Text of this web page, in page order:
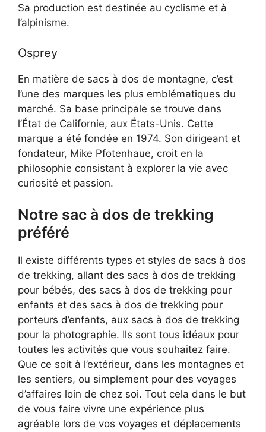
Sa production est destinée au cyclisme et à
l’alpinisme.
Osprey
En matière de sacs à dos de montagne, c’est
l’une des marques les plus emblématiques du
marché. Sa base principale se trouve dans
l’État de Californie, aux États-Unis. Cette
marque a été fondée en 1974. Son dirigeant et
fondateur, Mike Pfotenhaue, croit en la
philosophie consistant à explorer la vie avec
curiosité et passion.
Notre sac à dos de trekking
préféré
Il existe différents types et styles de sacs à dos
de trekking, allant des sacs à dos de trekking
pour bébés, des sacs à dos de trekking pour
enfants et des sacs à dos de trekking pour
porteurs d’enfants, aux sacs à dos de trekking
pour la photographie. Ils sont tous idéaux pour
toutes les activités que vous souhaitez faire.
Que ce soit à l’extérieur, dans les montagnes et
les sentiers, ou simplement pour des voyages
d’affaires loin de chez soi. Tout cela dans le but
de vous faire vivre une expérience plus
agréable lors de vos voyages et déplacements